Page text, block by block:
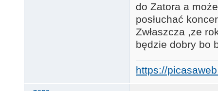
do Zatora a
posłuchać
Zwłaszcza ,ze
będzie dobry bo
https://